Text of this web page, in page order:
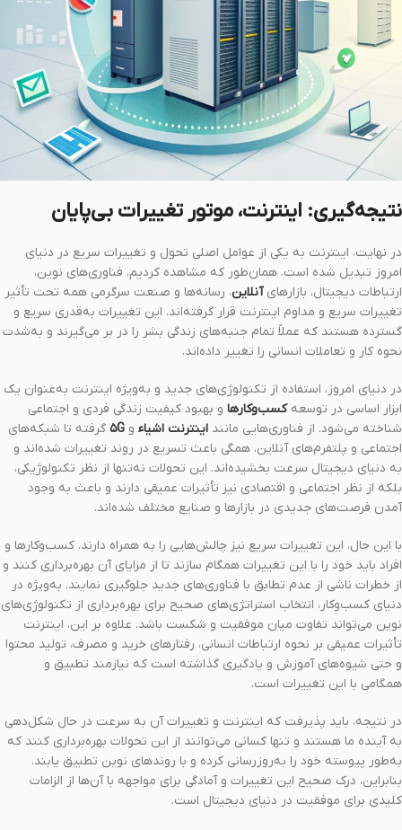
نتیجه‌گیری: اینترنت، موتور تغییرات بی‌پایان
در نهایت، اینترنت به یکی از عوامل اصلی تحول و تغییرات سریع در دنیای
امروز تبدیل شده است. همان‌طور که مشاهده کردیم، فناوری‌های نوین،
ارتباطات دیجیتال، بازارهایآنلاین، رسانه‌ها و صنعت سرگرمی همه تحت تأثیر
تغییرات سریع و مداوم اینترنت قرار گرفته‌اند. این تغییرات به‌قدری سریع و
گسترده هستند که عملاً تمام جنبه‌های زندگی بشر را در بر می‌گیرند و به‌شدت
نحوه کار و تعاملات انسانی را تغییر داده‌اند.
در دنیای امروز، استفاده از تکنولوژی‌های جدید و به‌ویژه اینترنت به‌عنوان یک
ابزار اساسی در توسعهکسب‌وکارها و بهبود کیفیت زندگی فردی و اجتماعی
شناخته می‌شود. از فناوری‌هایی مانند اینترنت اشیاء و ۵G گرفته تا شبکه‌های
اجتماعی و پلتفرم‌های آنلاین، همگی باعث تسریع در روند تغییرات شده‌اند و
به دنیای دیجیتال سرعت بخشیده‌اند. این تحولات نه‌تنها از نظر تکنولوژیکی،
بلکه از نظر اجتماعی و اقتصادی نیز تأثیرات عمیقی دارند و باعث به وجود
آمدن فرصت‌های جدیدی در بازارها و صنایع مختلف شده‌اند.
با این حال، این تغییرات سریع نیز چالش‌هایی را به همراه دارند. کسب‌وکارها و
افراد باید خود را با این تغییرات همگام سازند تا از مزایای آن بهره‌برداری کنند و
از خطرات ناشی از عدم تطابق با فناوری‌های جدید جلوگیری نمایند. به‌ویژه در
دنیای کسب‌وکار، انتخاب استراتژی‌های صحیح برای بهره‌برداری از تکنولوژی‌های
نوین می‌تواند تفاوت میان موفقیت و شکست باشد. علاوه بر این، اینترنت
تأثیرات عمیقی بر نحوه ارتباطات انسانی، رفتارهای خرید و مصرف، تولید محتوا
و حتی شیوه‌های آموزش و یادگیری گذاشته است که نیازمند تطبیق و
همگامی با این تغییرات است.
در نتیجه، باید پذیرفت که اینترنت و تغییرات آن به سرعت در حال شکل‌دهی
به آینده ما هستند و تنها کسانی می‌توانند از این تحولات بهره‌برداری کنند که
به‌طور پیوسته خود را به‌روزرسانی کرده و با روندهای نوین تطبیق یابند.
بنابراین، درک صحیح این تغییرات و آمادگی برای مواجهه با آن‌ها از الزامات
کلیدی برای موفقیت در دنیای دیجیتال است.